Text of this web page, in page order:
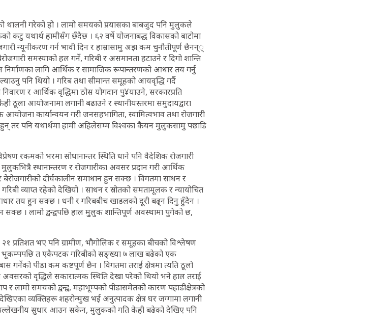
गरेको हो । लामो समयको प्रयासका बाबजुद पनि मुलुकले
कटु यथार्थ हामीसँग छँदैछ । ६२ वर्षे योजनाबद्ध विकासको बाटोमा
न्यूनीकरण गर्न भावी दिन र हाम्रासामु अझ कम चुनौतीपूर्ण छैनन््
समस्याको हल गर्ने, गरिबी र असमानता हटाउने र दिगो शान्ति
निर्माणका लागि आर्थिक र सामाजिक रूपान्तरणको आधार तय गर्नु
पनि थियो । गरिब तथा सीमान्त समूहको आयवृद्धि गर्दै
र आर्थिक वृद्धिमा ठोस योगदान पु¥याउने, सरकारप्रति
ठूला आयोजनामा लगानी बढाउने र स्थानीयस्तरमा समुदायद्वारा
कार्यान्वयन गरी जनसहभागिता, स्वामित्वभाव तथा रोजगारी
तर पनि यथार्थमा हामी अहिलेसम्म विश्वका कैयन मुलुकसामु पछाडि
रकमको भरमा सोधानान्तर स्थिति धाने पनि वैदेशिक रोजगारी
स्थानान्तरण र रोजगारीका अवसर प्रदान गरी आर्थिक
बेरोजगारीको दीर्घकालीन समाधान हुन सक्छ । विगतमा साधन र
व्याप्त रहेको देखियो । साधन र स्रोतको समतामूलक र न्यायोचित
तय हुन सक्छ । धनी र गरिबबीच खाडलको दूरी बढ्न दिनु हुँदैन ।
। लामो द्वन्द्वपछि हाल मुुलुक शान्तिपूर्ण अवस्थामा पुगेको छ,
प्रतिशत भए पनि ग्रामीण, भौगोलिक र समूहका बीचको विश्लेषण
भूकम्पपछि त एकैपटक गरिबीको सङ्ख्या ७ लाख बढेको एक
गर्नेको पीडा कम कष्टपूर्ण छैन । विगतमा तराई क्षेत्रमा त्यति ठूलो
अवसरको वृद्धिले सकारात्मक स्थिति देखा परेको थियो भने हाल तराई
र लामो समयको द्वन्द्व, महाभूम्पको पीडासमेतकोे कारण पहाडीक्षेत्रको
व्यक्तिहरू शहरोन्मुख भई अनुत्पादक क्षेत्र घर जग्गामा लगानी
सुधार आउन सकेन, मुलुकको गति केही बढेको देखिए पनि